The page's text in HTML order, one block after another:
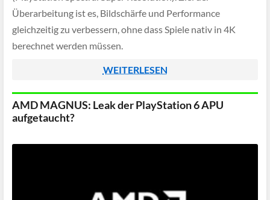
Überarbeitung ist es, Bildschärfe und Performance
gleichzeitig zu verbessern, ohne dass Spiele nativ in 4K
berechnet werden müssen.
WEITERLESEN
AMD MAGNUS: Leak der PlayStation 6 APU
aufgetaucht?